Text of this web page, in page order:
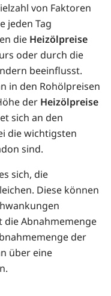
von Faktoren
jeden Tag
die Heizölpreise
oder durch die
beeinflusst.
in den Rohölpreisen
der Heizölpreise
sich an den
die wichtigsten
sind.
sich, die
Diese können
die Abnahmemenge
der
über eine